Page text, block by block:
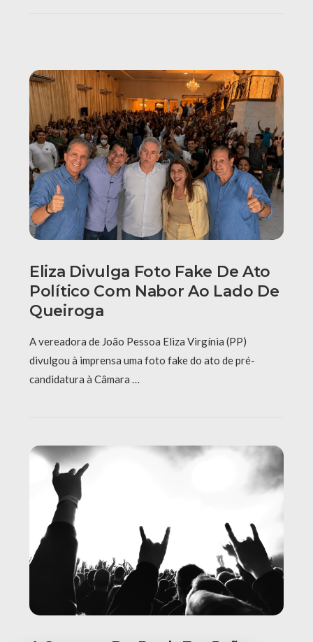
Eliza Divulga Foto Fake De Ato
Político Com Nabor Ao Lado De
Queiroga
A vereadora de João Pessoa Eliza Virgínia (PP)
divulgou à imprensa uma foto fake do ato de pré-
candidatura à Câmara …